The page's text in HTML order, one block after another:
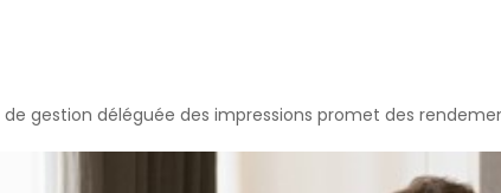
gestion déléguée des impressions promet des